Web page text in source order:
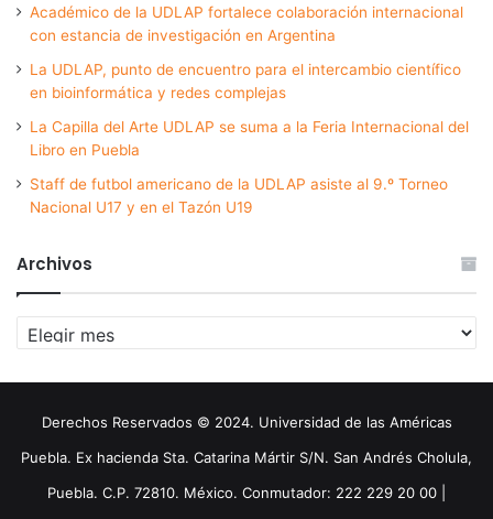
Académico de la UDLAP fortalece colaboración internacional
con estancia de investigación en Argentina
La UDLAP, punto de encuentro para el intercambio científico
en bioinformática y redes complejas
La Capilla del Arte UDLAP se suma a la Feria Internacional del
Libro en Puebla
Staff de futbol americano de la UDLAP asiste al 9.º Torneo
Nacional U17 y en el Tazón U19
Archivos
Archivos
Derechos Reservados © 2024. Universidad de las Américas
Puebla. Ex hacienda Sta. Catarina Mártir S/N. San Andrés Cholula,
Puebla. C.P. 72810. México. Conmutador: 222 229 20 00 |